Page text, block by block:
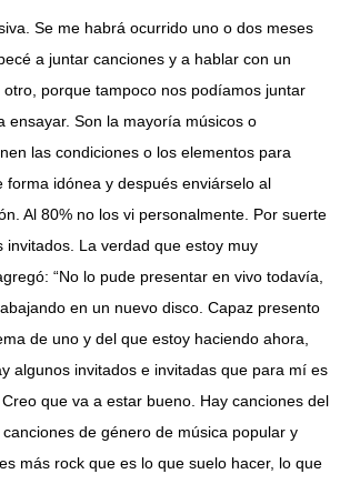
Se me habrá ocurrido uno o dos meses
a juntar canciones y a hablar con un
porque tampoco nos podíamos juntar
ensayar. Son la mayoría músicos o
las condiciones o los elementos para
forma idónea y después enviárselo al
Al 80% no los vi personalmente. Por suerte
invitados. La verdad que estoy muy
“No lo pude presentar en vivo todavía,
en un nuevo disco. Capaz presento
de uno y del que estoy haciendo ahora,
algunos invitados e invitadas que para mí es
que va a estar bueno. Hay canciones del
de género de música popular y
más rock que es lo que suelo hacer, lo que